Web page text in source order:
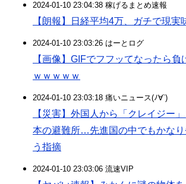
2024-01-10 23:04:38 稼げるまとめ速報
【朗報】日経平均4万、ガチで現
2024-01-10 23:03:26 はーとログ
【画像】GIFでフフッてなったら負
ｗｗｗｗｗ
2024-01-10 23:03:18 痛いニュース(ﾉ∀`)
【災害】外国人から「クレイジー
本の避難所…先進国の中でもかな
う指摘
2024-01-10 23:03:06 流速VIP